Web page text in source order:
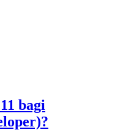
bagi